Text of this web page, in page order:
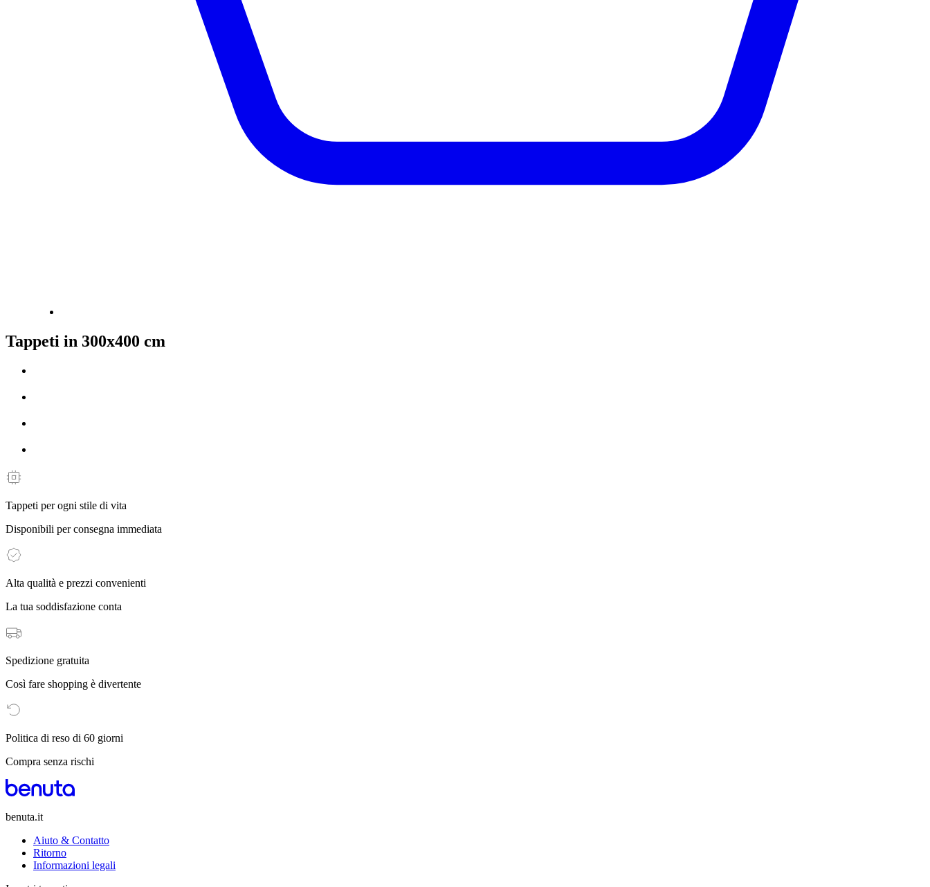
Tappeti in 300x400 cm
Tappeti per ogni stile di vita
Disponibili per consegna immediata
Alta qualità e prezzi convenienti
La tua soddisfazione conta
Spedizione gratuita
Così fare shopping è divertente
Politica di reso di 60 giorni
Compra senza rischi
benuta.it
Aiuto & Contatto
Ritorno
Informazioni legali